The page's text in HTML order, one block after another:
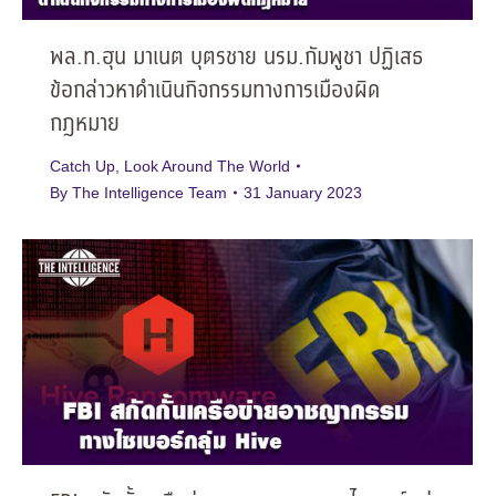
พล.ท.ฮุน มาเนต บุตรชาย นรม.กัมพูชา ปฏิเสธ
ข้อกล่าวหาดำเนินกิจกรรมทางการเมืองผิด
กฎหมาย
Catch Up Look Around The World
By The Intelligence Team 31 January 2023